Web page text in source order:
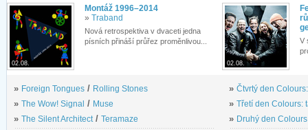
02.08.
Montáž 1996–2014
» Traband
Nová retrospektiva v dvaceti jedna
písních přináší průřez proměnlivou...
» Foreign Tongues / Rolling Stones
» The Wow! Signal / Muse
» The Silent Architect/ Teramaze
02.08.
V
» Čtvrtý den
» Třetí den Colours:
» Druhý den